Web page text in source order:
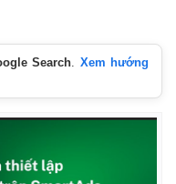
Search
Xem hướng